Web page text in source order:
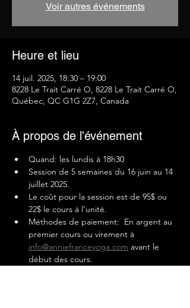
Voir autres événements
Heure et lieu
14 juil. 2025, 18:30 – 19:00
8228 Le Trait Carré O, 8228 Le Trait Carré O,
Québec, QC G1G 2Z7, Canada
À propos de l'événement
Quand: les lundis à 18h30
Session de 5 semaines du 16 juin au 14
juillet 2025.
Le coût pour la session est de 95$ ou
22$ le cours à l’unité.
Méthodes de paiement:  En argent au
premier cours ou virement à
info@anniefranceyoga.com avant le
début des cours.